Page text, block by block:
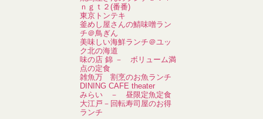
ｎｇｔ２(番番)
東京トンテキ
釜めし屋さんの鯖味噌ラン
チ＠鳥ぎん
美味しい海鮮ランチ＠ユッ
ク北の海道
味の店 錦 － ボリューム満
点の定食
雑魚万 割烹のお魚ランチ
DINING CAFE theater
みらい － 昼限定魚定食
大江戸－回転寿司屋のお得
ランチ